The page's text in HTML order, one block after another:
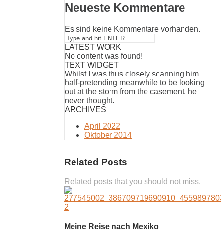
Neueste Kommentare
Es sind keine Kommentare vorhanden.
LATEST WORK
No content was found!
TEXT WIDGET
Whilst I was thus closely scanning him,
half-pretending meanwhile to be looking
out at the storm from the casement, he
never thought.
ARCHIVES
April 2022
Oktober 2014
Related Posts
Related posts that you should not miss.
Meine Reise nach Mexiko